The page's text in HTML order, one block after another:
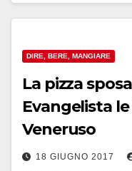
DIRE, BERE, MANGIARE
La pizza
Evangelista
Veneruso
18 GIUGNO 2017